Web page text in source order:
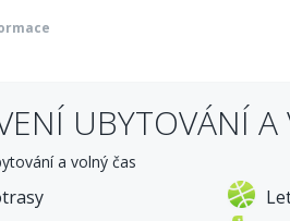
(1.4. - 30.11.) Pobyt s polopenzí
osoba / den 800,-
12 let / den 650,-
2 let / den * 250,-
nároku na lůžko a stravu
UBYTOVÁNÍ A
a volný čas